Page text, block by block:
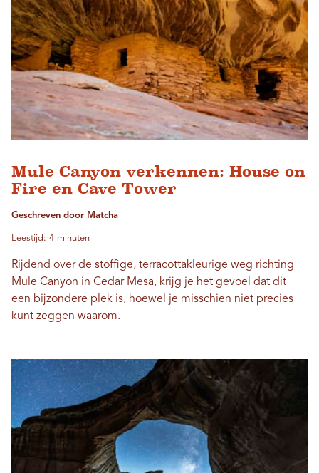
Mule Canyon verkennen: House on
Fire en Cave Tower
Geschreven door Matcha
Leestijd: 4 minuten
Rijdend over de stoffige, terracottakleurige weg richting
Mule Canyon in Cedar Mesa, krijg je het gevoel dat dit
een bijzondere plek is, hoewel je misschien niet precies
kunt zeggen waarom.